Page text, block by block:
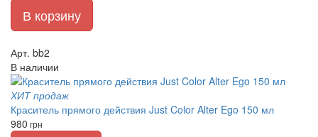
В корзину
Арт. bb2
В наличии
ХИТ продаж
Краситель прямого действия Just Color Alter Ego 150 мл
980 грн